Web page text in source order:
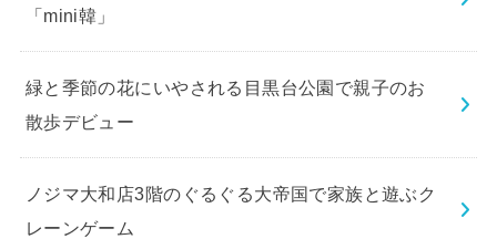
「mini韓」
緑と季節の花にいやされる目黒台公園で親子のお
散歩デビュー
ノジマ大和店3階のぐるぐる大帝国で家族と遊ぶク
レーンゲーム